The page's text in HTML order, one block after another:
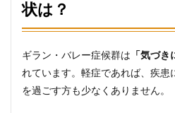
状は？
ギラン・バレー症候群は 「気づき
れています。軽症であれば、疾患
を過ごす方も少なくありません。